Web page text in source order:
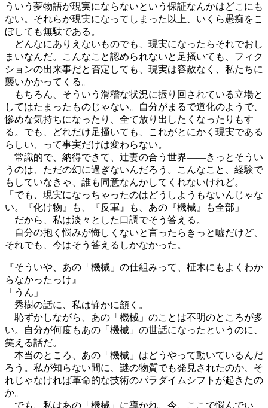
ういう夢物語が現実にならないという保証なんかはどこにも
ない。それらが現実になってしまった以上、いくら愚痴をこ
ぼしても無駄である。
どんなにありえないものでも、現実になったらそれでおし
まいなんだ。こんなこと認められないと足掻いても、フィク
ションの出来事だと否定しても、現実は容赦なく、私たちに
襲いかかってくる。
もちろん、そういう滑稽な状況に振り回されている立場と
してはたまったものじゃない。自分がまるで道化のようで、
惨めな気持ちになったり、全て放り出したくなったりもす
る。でも、どれだけ足掻いても、これがとにかく現実である
らしい、って事実だけは変わらない。
常識的で、納得できて、辻妻の合う世界――きっとそうい
うのは、ただの幻に過ぎないんだろう。こんなこと、経験で
もしていなきゃ、誰も同意なんかしてくれないけれど。
「でも、現実になっちゃったのはどうしようもないんじゃな
い。『化け物』も、『反軍』も、あの『機械』も全部」
だから、私は淡々とした口調でそう答える。
自分の抱く悩みが悔しくないと言ったらきっと嘘だけど、
それでも、今はそう答えるしかなかった。
『そういや、あの「機械」の仕組みって、柾木にもよくわか
らなかったっけ』
「うん」
秀樹の話に、私は静かに頷く。
恥ずかしながら、あの「機械」のことは不明のところが多
い。自分が何度もあの「機械」の世話になったというのに、
笑える話だ。
本当のところ、あの「機械」はどうやって動いているんだ
ろう。私が知らない間に、謎の物質でも発見されたのか、そ
れじゃなければ革命的な技術のパラダイムシフトが起きたの
か。
でも、私はあの「機械」に導かれ、今、ここで悩んでい